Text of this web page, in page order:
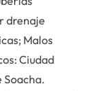
drenaje
Malos
Ciudad
Soacha.